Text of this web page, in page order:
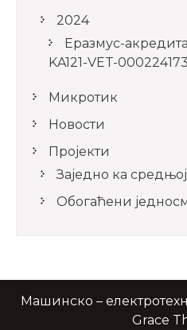
2024
Еразмус-
KA121-VET-000224173
Микротик
Новости
Пројекти
Заједно ка
Обогаћени
Машинско –
Grace